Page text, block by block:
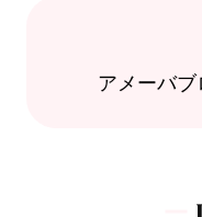
アメーバブ